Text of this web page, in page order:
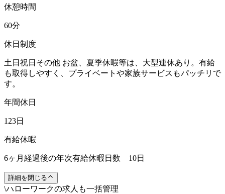
休憩時間
60分
休日制度
土日祝日その他 お盆、夏季休暇等は、大型連休あり。有給
も取得しやすく、プライベートや家族サービスもパッチリで
す。
年間休日
123日
有給休暇
6ヶ月経過後の年次有給休暇日数 10日
詳細を閉じる
\ハローワークの求人も一括管理